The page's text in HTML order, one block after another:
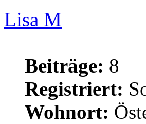
Lisa M
Beiträge: 8
Registriert:
Wohnort: